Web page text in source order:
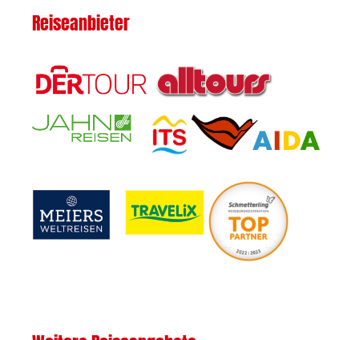
Reiseanbieter